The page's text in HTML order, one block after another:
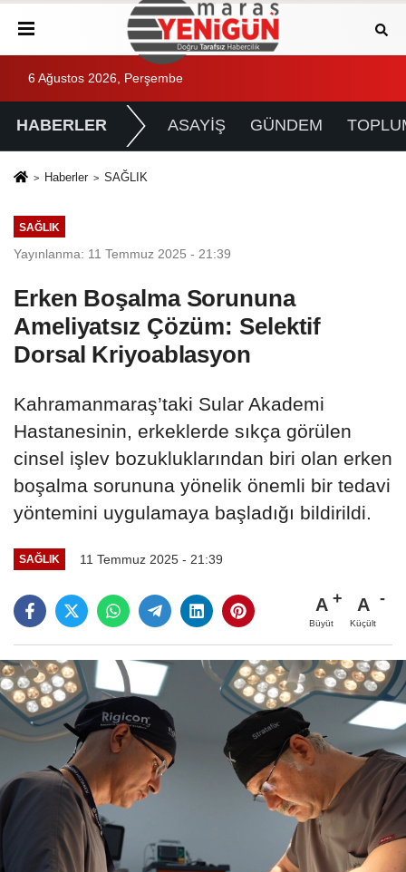
6 Ağustos 2026, Perşembe
HABERLER ASAYİŞ GÜNDEM
Haberler SAĞLIK
SAĞLIK
Yayınlanma: 11 Temmuz 2025 - 21:39
Erken Boşalma Sorununa
Ameliyatsız Çözüm: Selektif
Dorsal Kriyoablasyon
Kahramanmaraş’taki Sular Akademi
Hastanesinin, erkeklerde sıkça görülen
cinsel işlev bozukluklarından biri olan erken
boşalma sorununa yönelik önemli bir tedavi
yöntemini uygulamaya başladığı bildirildi.
SAĞLIK 11 Temmuz 2025 - 21:39
A
Büyüt
A
Küçült